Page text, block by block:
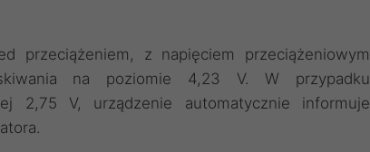
przeciążeniem, z napięciem przeciążeniowym
na poziomie 4,23 V. W przypadku
2,75 V, urządzenie automatycznie informuje